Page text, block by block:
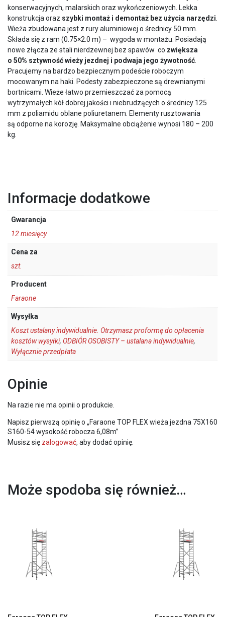
konserwacyjnych, malarskich oraz wykończeniowych. Lekka
konstrukcja oraz szybki montaż i demontaż bez użycia narzędzi
Wieża zbudowana jest z rury aluminiowej o średnicy 50 mm.
Składa się z ram (0.75×2.0 m) – wygoda w montażu. Posiadają
nowe złącza ze stali nierdzewnej bez spawów co zwiększa
o 50% sztywność wieży jezdnej i podwaja jego żywotność
Pracujemy na bardzo bezpiecznym podeście roboczym
mocowanym na haki. Podesty zabezpieczone są drewnianymi
bortnicami. Wieże łatwo przemieszczać za pomocą
wytrzymałych kół dobrej jakości i niebrudzących o średnicy 125
mm z poliamidu oblane poliuretanem. Elementy rusztowania
są odporne na korozję. Maksymalne obciążenie wynosi 180 – 200
kg.
Informacje dodatkowe
Gwarancja
12 miesięcy
Cena za
szt.
Producent
Faraone
Wysyłka
Koszt ustalany indywidualnie. Otrzymasz proformę do opłacenia
kosztów wysyłki, ODBIÓR OSOBISTY – ustalana indywidualnie,
Wyłącznie przedpłata
Opinie
Na razie nie ma opinii o produkcie.
Napisz pierwszą opinię o „Faraone TOP FLEX wieża jezdna 75X160
S160-54 wysokość robocza 6,08m”
Musisz się zalogować, aby dodać opinię.
Może spodoba się również…